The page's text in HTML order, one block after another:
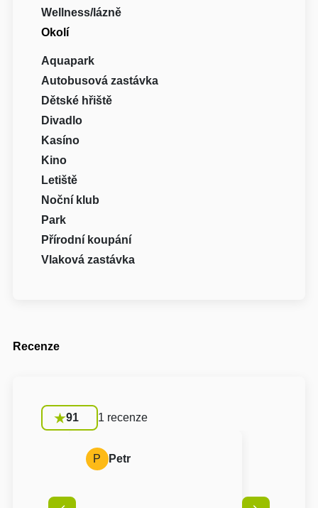
Wellness/lázně
Okolí
Aquapark
Autobusová zastávka
Dětské hřiště
Divadlo
Kasíno
Kino
Letiště
Noční klub
Park
Přírodní koupání
Vlaková zastávka
Recenze
91 1 recenze
P Petr